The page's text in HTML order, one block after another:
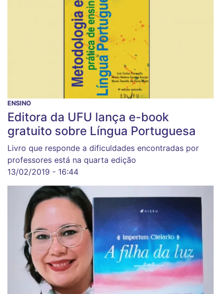
ENSINO
Editora da UFU lança e-book
gratuito sobre Língua Portuguesa
Livro que responde a dificuldades encontradas por
professores está na quarta edição
13/02/2019 - 16:44